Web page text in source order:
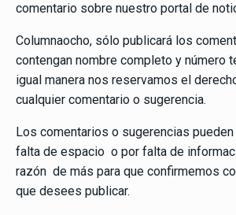
comentario sobre nuestro portal de
Columnaocho, sólo publicará los
contengan nombre completo y número
igual manera nos reservamos el
cualquier comentario o sugerencia.
Los comentarios o sugerencias
falta de espacio o por falta de
razón de más para que confirmemos
que desees publicar.